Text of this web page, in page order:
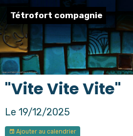
Tétrofort compagnie
"Vite Vite Vite"
Le 19/12/2025
Ajouter au calendrier